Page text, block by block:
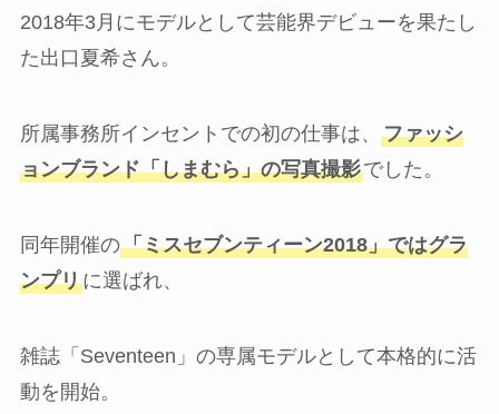
2018年3月にモデルとして芸能界デビューを果たし
た出口夏希さん。
所属事務所インセントでの初の仕事は、 ファッシ
ョンブランド「しまむら」の写真撮影でした。
同年開催の「ミスセブンティーン2018」ではグラ
ンプリに選ばれ、
雑誌「Seventeen」の専属モデルとして本格的に活
動を開始。